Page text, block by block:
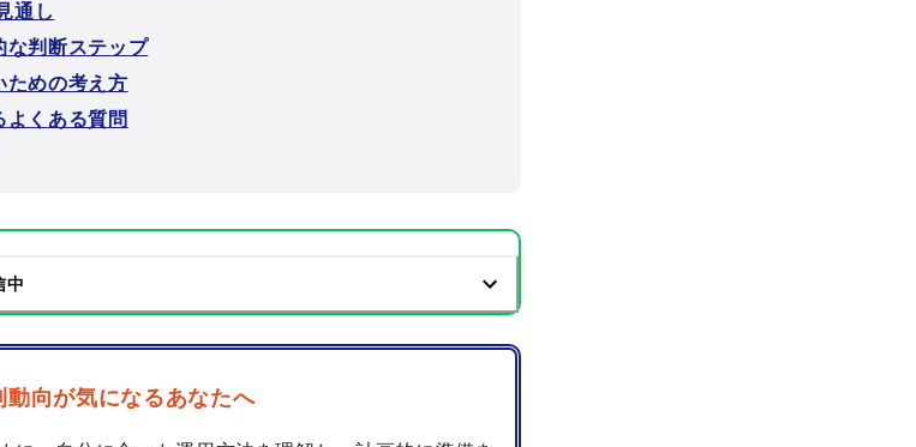
通し
な判断ステップ
ための考え方
よくある質問
中
動向が気になるあなたへ